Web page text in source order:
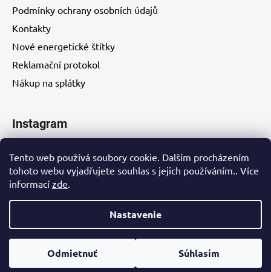
Tento web používá soubory cookie. Dalším procházením
tohoto webu vyjadřujete souhlas s jejich používáním.. Více
informací zde.
Nastavenie
Odmietnuť Súhlasím
Podmínky ochrany osobních údajů
Kontakty
Nové energetické štítky
Reklamační protokol
Nákup na splátky
Instagram
Vytvoril Shoptet
Copyright 2026Eurohity s.r.o.
. Všetky práva vyhradené.